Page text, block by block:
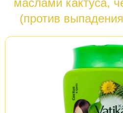
маслами кактуса,
(против